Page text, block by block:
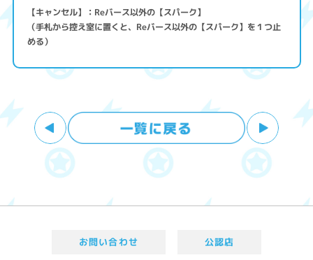
【キャンセル】：Reバース以外の【スパーク】
（手札から控え室に置くと、Reバース以外の【スパーク】を１つ止
める）
お問い合わせ 公認店